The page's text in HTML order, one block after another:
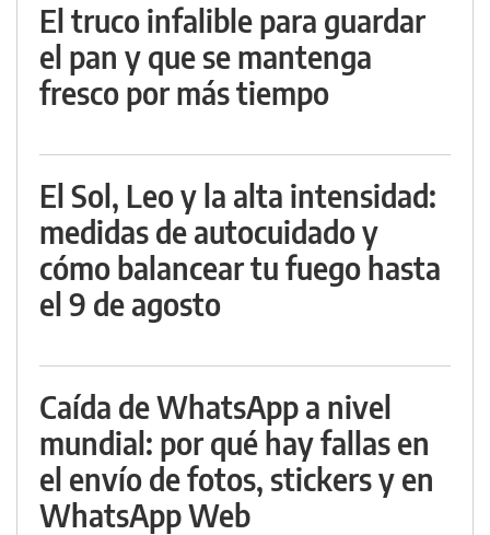
El truco infalible para guardar
el pan y que se mantenga
fresco por más tiempo
El Sol, Leo y la alta intensidad:
medidas de autocuidado y
cómo balancear tu fuego hasta
el 9 de agosto
Caída de WhatsApp a nivel
mundial: por qué hay fallas en
el envío de fotos, stickers y en
WhatsApp Web